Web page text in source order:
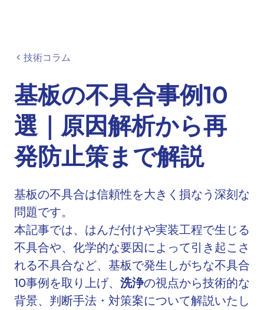
技術コラム
基板の不具合事例10
選｜原因解析から再
発防止策まで解説
基板の不具合は信頼性を大きく損なう深刻な
問題です。
本記事では、はんだ付けや実装工程で生じる
不具合や、化学的な要因によって引き起こさ
れる不具合など、基板で発生しがちな不具合
10事例を取り上げ、 洗浄の視点から技術的な
背景、判断手法・対策案について解説いたし